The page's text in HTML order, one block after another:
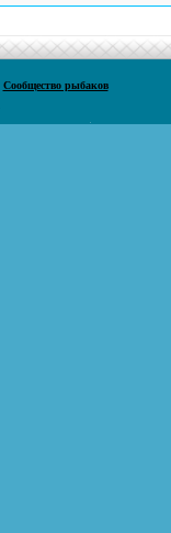
Сообщество рыбаков